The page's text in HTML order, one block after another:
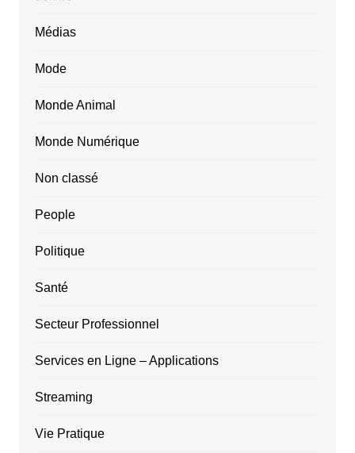
Médias
Mode
Monde Animal
Monde Numérique
Non classé
People
Politique
Santé
Secteur Professionnel
Services en Ligne – Applications
Streaming
Vie Pratique